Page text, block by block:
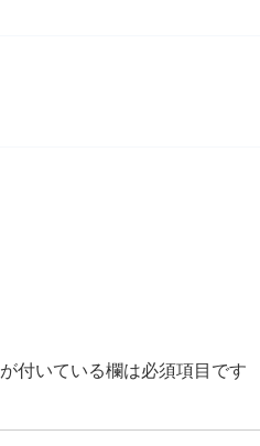
が付いている欄は必須項目です